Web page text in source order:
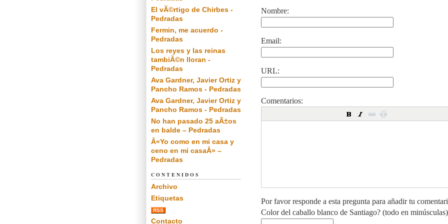
Nombre:
Email:
URL:
Comentarios:
Por favor responde a esta pregunta para añadir tu
Color del caballo blanco de Santiago? (todo en minúsculas)
El vÃ©rtigo de Chirbes -
Pedradas
Fermin, me acuerdo -
Pedradas
Los reyes y las reinas
tambiÃ©n lloran -
Pedradas
Ava Gardner, Javier Ortiz y
Pancho Ramos - Pedradas
Ava Gardner, Javier Ortiz y
Pancho Ramos - Pedradas
No han pasado 25 aÃ±os
en balde – Pedradas
Â«Yo como en mi casa y
ceno en mi casaÂ» –
Pedradas
CONTENIDOS
Archivo
Etiquetas
RSS
Contacto